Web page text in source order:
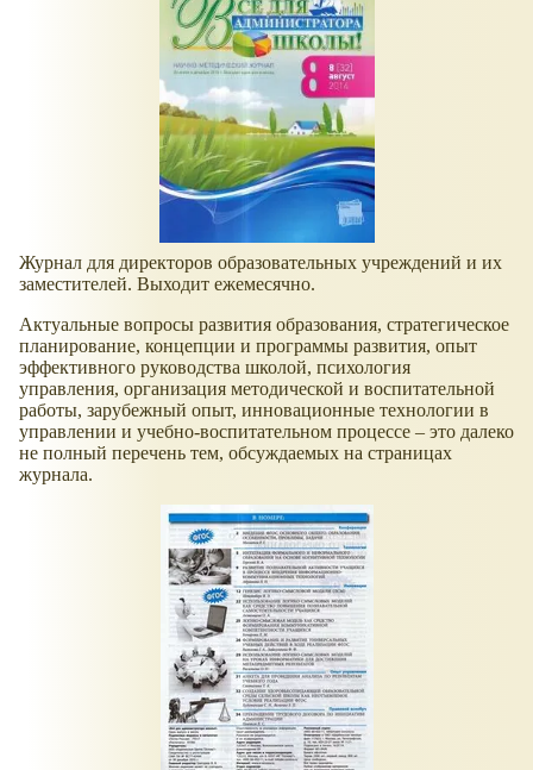
Журнал для директоров образовательных учреждений и их
заместителей. Выходит ежемесячно.
Актуальные вопросы развития образования, стратегическое
планирование, концепции и программы развития, опыт
эффективного руководства школой, психология
управления, организация методической и воспитательной
работы, зарубежный опыт, инновационные технологии в
управлении и учебно-воспитательном процессе – это далеко
не полный перечень тем, обсуждаемых на страницах
журнала.